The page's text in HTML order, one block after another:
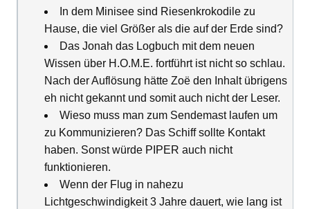
In dem Minisee sind Riesenkrokodile zu
Hause, die viel Größer als die auf der Erde sind?
Das Jonah das Logbuch mit dem neuen
Wissen über H.O.M.E. fortführt ist nicht so schlau.
Nach der Auflösung hätte Zoë den Inhalt übrigens
eh nicht gekannt und somit auch nicht der Leser.
Wieso muss man zum Sendemast laufen um
zu Kommunizieren? Das Schiff sollte Kontakt
haben. Sonst würde PIPER auch nicht
funktionieren.
Wenn der Flug in nahezu
Lichtgeschwindigkeit 3 Jahre dauert, wie lang ist